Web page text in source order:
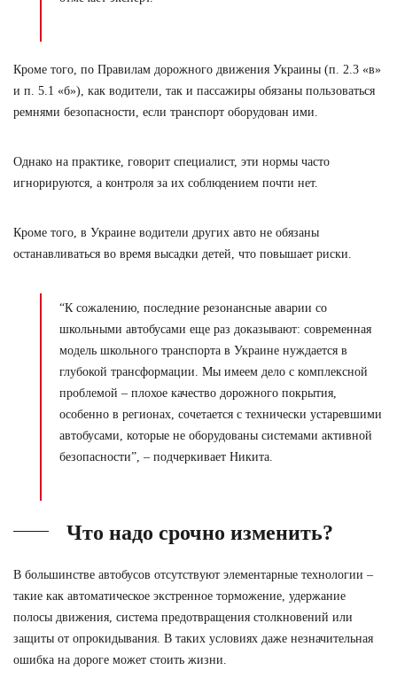
Кроме того, по Правилам дорожного движения Украины (п. 2.3 «в»
и п. 5.1 «б»), как водители, так и пассажиры обязаны пользоваться
ремнями безопасности, если транспорт оборудован ими.
Однако на практике, говорит специалист, эти нормы часто
игнорируются, а контроля за их соблюдением почти нет.
Кроме того, в Украине водители других авто не обязаны
останавливаться во время высадки детей, что повышает риски.
“К сожалению, последние резонансные аварии со
школьными автобусами еще раз доказывают: современная
модель школьного транспорта в Украине нуждается в
глубокой трансформации. Мы имеем дело с комплексной
проблемой – плохое качество дорожного покрытия,
особенно в регионах, сочетается с технически устаревшими
автобусами, которые не оборудованы системами активной
безопасности”, – подчеркивает Никита.
Что надо срочно изменить?
В большинстве автобусов отсутствуют элементарные технологии –
такие как автоматическое экстренное торможение, удержание
полосы движения, система предотвращения столкновений или
защиты от опрокидывания. В таких условиях даже незначительная
ошибка на дороге может стоить жизни.